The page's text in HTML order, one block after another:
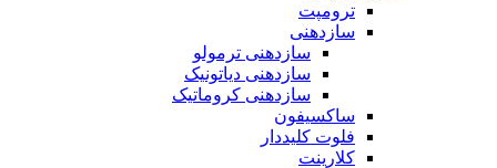
ترومپت
سازدهنی
سازدهنی ترمولو
سازدهنی دیاتونیک
سازدهنی کروماتیک
ساکسیفون
فلوت کلیددار
کلارینت